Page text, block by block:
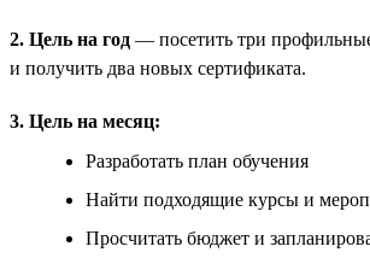
2. Цель на год — посетить три
и получить два новых сертификата.
3. Цель на месяц:
Разработать план обучения
Найти подходящие курсы и
Просчитать бюджет и